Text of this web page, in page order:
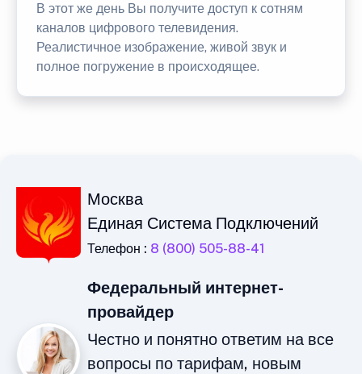
В этот же день Вы получите доступ к сотням
каналов цифрового телевидения.
Реалистичное изображение, живой звук и
полное погружение в происходящее.
Москва
Единая Система Подключений
Телефон : 8 (800) 505-88-41
Федеральный интернет-
провайдер
Честно и понятно ответим на все
вопросы по тарифам, новым